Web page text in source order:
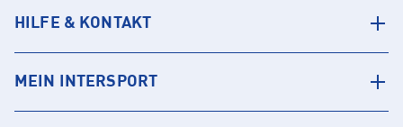
HILFE & KONTAKT
MEIN INTERSPORT